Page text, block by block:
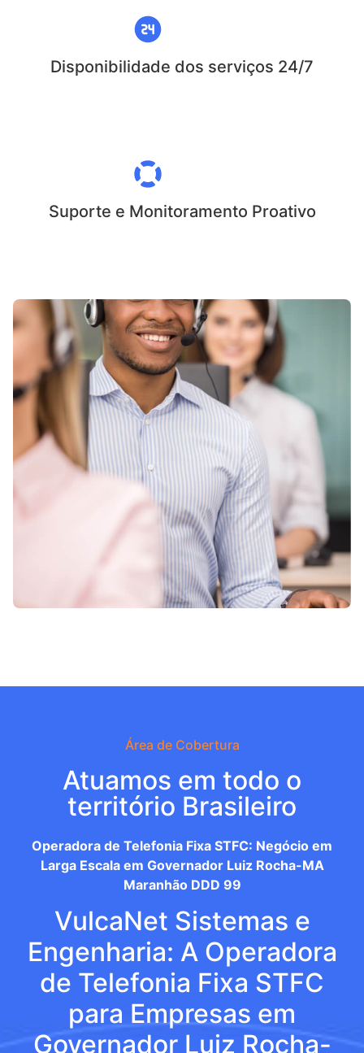
Disponibilidade dos serviços 24/7
Suporte e Monitoramento Proativo
Área de Cobertura
Atuamos em todo o
território Brasileiro
Operadora de Telefonia Fixa STFC: Negócio em
Larga Escala em Governador Luiz Rocha-MA
Maranhão DDD 99
VulcaNet Sistemas e
Engenharia: A Operadora
de Telefonia Fixa STFC
para Empresas em
Governador Luiz Rocha-